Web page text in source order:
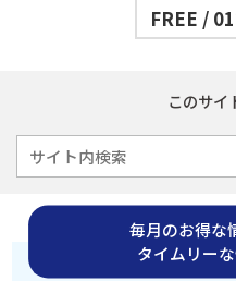
FREE /
このサイ
毎月のお得な
タイムリー